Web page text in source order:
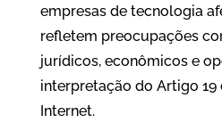
empresas de tecnologia
refletem preocupações
jurídicos, econômicos e
interpretação do Artigo 19
Internet.